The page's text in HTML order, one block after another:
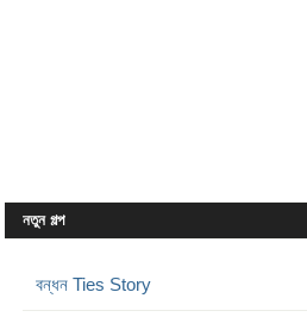
নতুন গল্প
বন্ধন Ties Story